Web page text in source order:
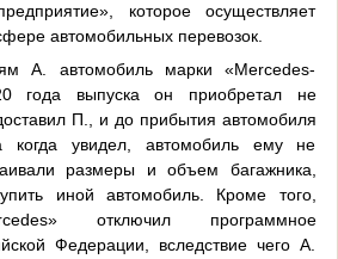
которое осуществляет
автомобильных перевозок.
А. автомобиль марки «Mercedes-
года выпуска он приобретал не
П., и до прибытия автомобиля
увидел, автомобиль ему не
размеры и объем багажника,
иной автомобиль. Кроме того,
отключил программное
Федерации, вследствие чего А.